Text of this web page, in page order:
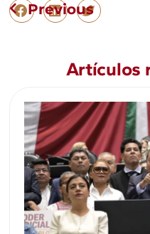
Previous
Artículos